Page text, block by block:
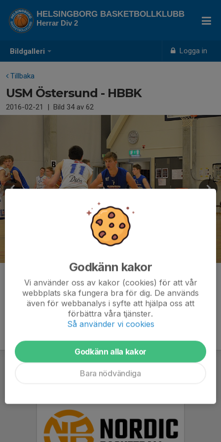
Bildgalleri Logga in
HELSINGBORG BASKETBOLLKLUBB
Herrar Div 2
Tillbaka
USM Östersund - HBBK
2016-02-21 | Bild 34av 62
Kommentarer
Godkänn kakor
Vi använder oss av kakor (cookies) för att vår
webbplats ska fungera bra för dig. De används
även för webbanalys i syfte att hjälpa oss att
förbättra våra tjänster.
Så använder vi cookies
Godkänn alla kakor
Bara nödvändiga